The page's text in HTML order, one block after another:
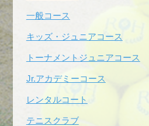
一般コース
キッズ・ジュニアコース
トーナメントジュニアコース
Jr.アカデミーコース
レンタルコート
テニスクラブ